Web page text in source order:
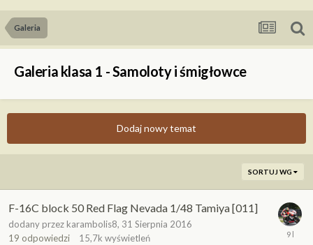
Galeria
Galeria klasa 1 - Samoloty i śmigłowce
Dodaj nowy temat
SORTUJ WG
F-16C block 50 Red Flag Nevada 1/48 Tamiya [011]
dodany przez karambolis8, 31 Sierpnia 2016
19 odpowiedzi 15,7k wyświetleń